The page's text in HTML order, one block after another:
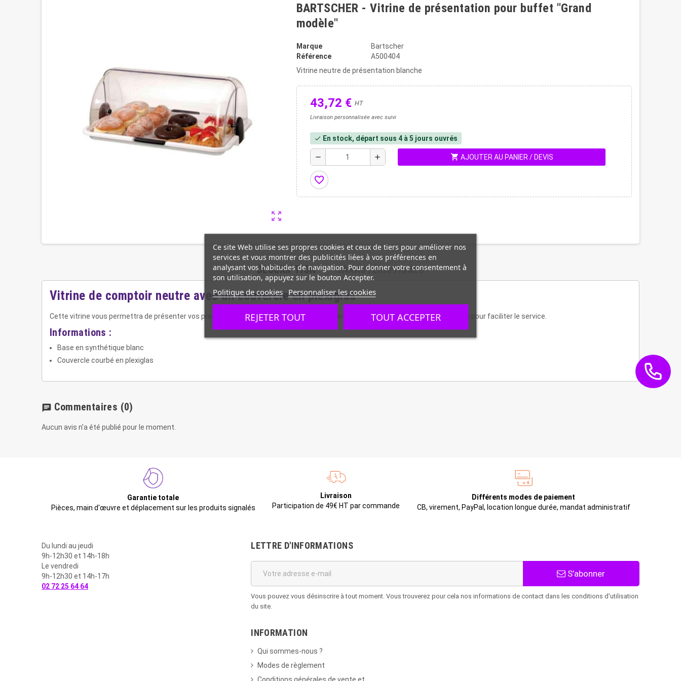
zoom_out_map
BARTSCHER - Vitrine de présentation pour buffet "Grand
modèle"
Marque
Bartscher
Référence
A500404
Vitrine neutre de présentation blanche
43,72 € HT
Livraison personnalisée avec suivi
check En stock, départ sous 4 à 5 jours ouvrés
remove add shopping_cart AJOUTER AU PANIER / DEVIS
favorite_border
DESCRIPTION CARACTÉRISTIQUES
Vitrine de comptoir neutre avec un couvercle en plexiglas
Cette vitrine vous permettra de présenter vos produits à une température neutre. Le couvercle est courbé et s'ouvre des 2 côtés pour faciliter le service.
Informations :
Base en synthétique blanc
Couvercle courbé en plexiglas
chat Commentaires (0)
Aucun avis n'a été publié pour le moment.
Garantie totale
Pièces, main d'œuvre et déplacement sur les produits signalés
Livraison
Participation de 49€ HT par commande
Différents modes de paiement
CB, virement, PayPal, location longue durée, mandat administratif
Du lundi au jeudi
9h-12h30 et 14h-18h
Le vendredi
9h-12h30 et 14h-17h
02 72 25 64 64
LETTRE D'INFORMATIONS
S’abonner
Vous pouvez vous désinscrire à tout moment. Vous trouverez pour cela nos informations de contact dans les conditions d'utilisation
du site.
INFORMATION
Qui sommes-nous ?
Modes de règlement
Ce site Web utilise ses propres cookies et ceux de tiers pour améliorer nos
services et vous montrer des publicités liées à vos préférences en
analysant vos habitudes de navigation. Pour donner votre consentement à
son utilisation, appuyez sur le bouton Accepter.
Politique de cookies Personnaliser les cookies
REJETER TOUT TOUT ACCEPTER